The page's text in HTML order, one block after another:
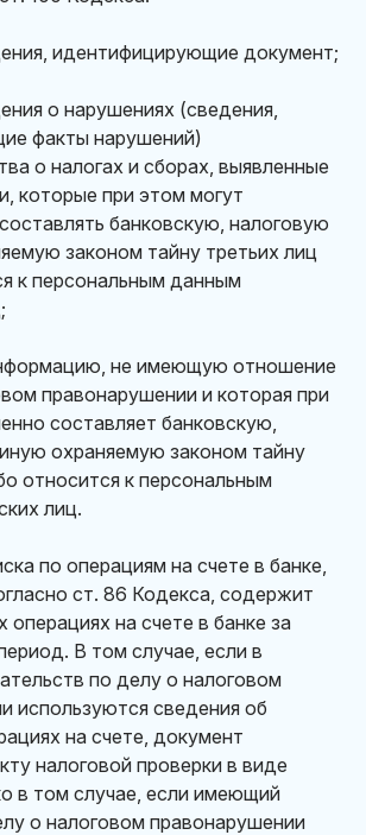
идентифицирующие документ;
о нарушениях (сведения,
факты нарушений)
о налогах и сборах, выявленные
которые при этом могут
банковскую, налоговую
законом тайну третьих лиц
к персональным данным
не имеющую отношение
правонарушении и которая при
составляет банковскую,
охраняемую законом тайну
относится к персональным
лиц.
по операциям на счете в банке,
ст. 86 Кодекса, содержит
операциях на счете в банке за
В том случае, если в
по делу о налоговом
используются сведения об
на счете, документ
налоговой проверки в виде
в том случае, если имеющий
о налоговом правонарушении